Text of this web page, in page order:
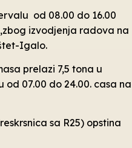
od 08.00 do 16.00
izvodjenja radova na
Igalo.
prelazi 7,5 tona u
od 07.00 do 24.00. casa na
sa R25) opstina